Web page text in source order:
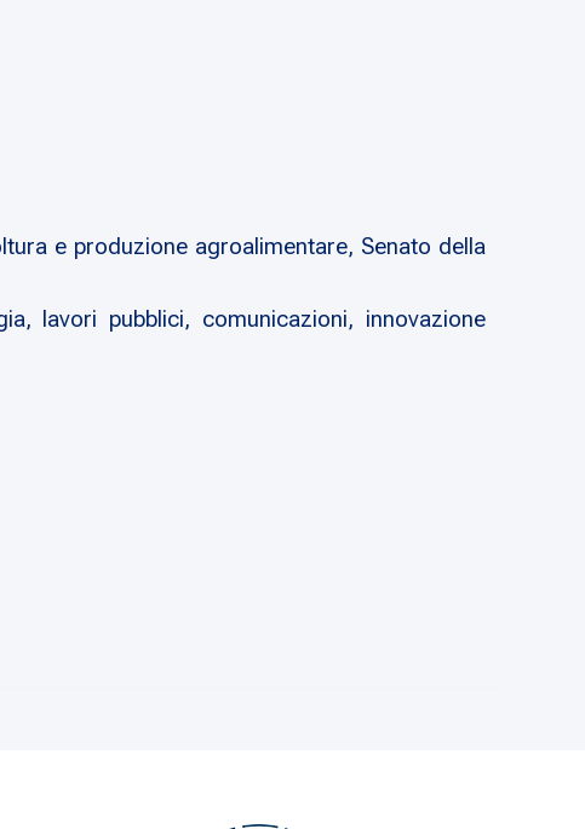
e produzione agroalimentare, Senato della
lavori pubblici, comunicazioni, innovazione